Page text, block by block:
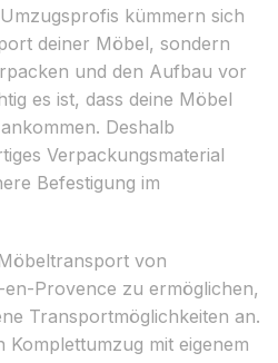
kümmern sich
deiner Möbel, sondern
und den Aufbau vor
es ist, dass deine Möbel
Deshalb
Verpackungsmaterial
Befestigung im
von
Provence zu ermöglichen,
Transportmöglichkeiten an.
mit eigenem